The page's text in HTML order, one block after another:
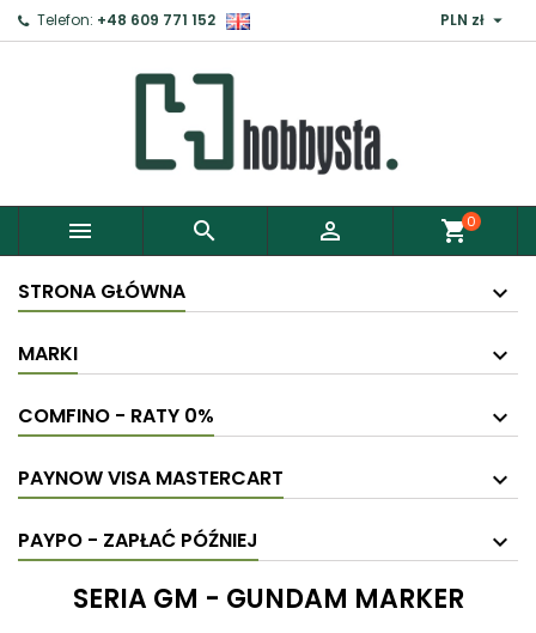
Telefon: +48 609 771 152 PLN zł 
   shopping_cart0
STRONA GŁÓWNA
MARKI
COMFINO - RATY 0%
PAYNOW VISA MASTERCART
PAYPO - ZAPŁAĆ PÓŹNIEJ
SERIA GM - GUNDAM MARKER
Zaloguj ×
Aby zapisać produkty do Schowka, musisz się
Anuluj Zaloguj